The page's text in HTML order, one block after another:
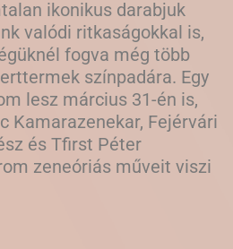
ikonikus darabjuk
valódi ritkaságokkal is,
fogva még több
színpadára. Egy
lesz március 31-én is,
Kamarazenekar, Fejérvári
és Tfirst Péter
zeneóriás műveit viszi